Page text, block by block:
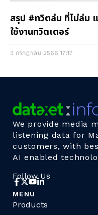
สรุป #ทวิตล่ม ที่ไม่ล่ม
ใช้งานทวิตเตอร์
3 กรกฎาคม 2566 17:17
We provide media
listening data for
customers, with
AI enabled
Follow Us
MENU
Products